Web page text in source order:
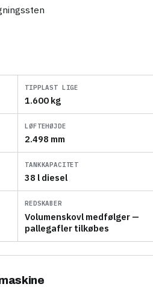
TIPPLAST LIGE
1.600 kg
LØFTEHØJDE
2.498 mm
TANKKAPACITET
38 l diesel
REDSKABER
Volumenskovl medfølger —
pallegafler tilkøbes